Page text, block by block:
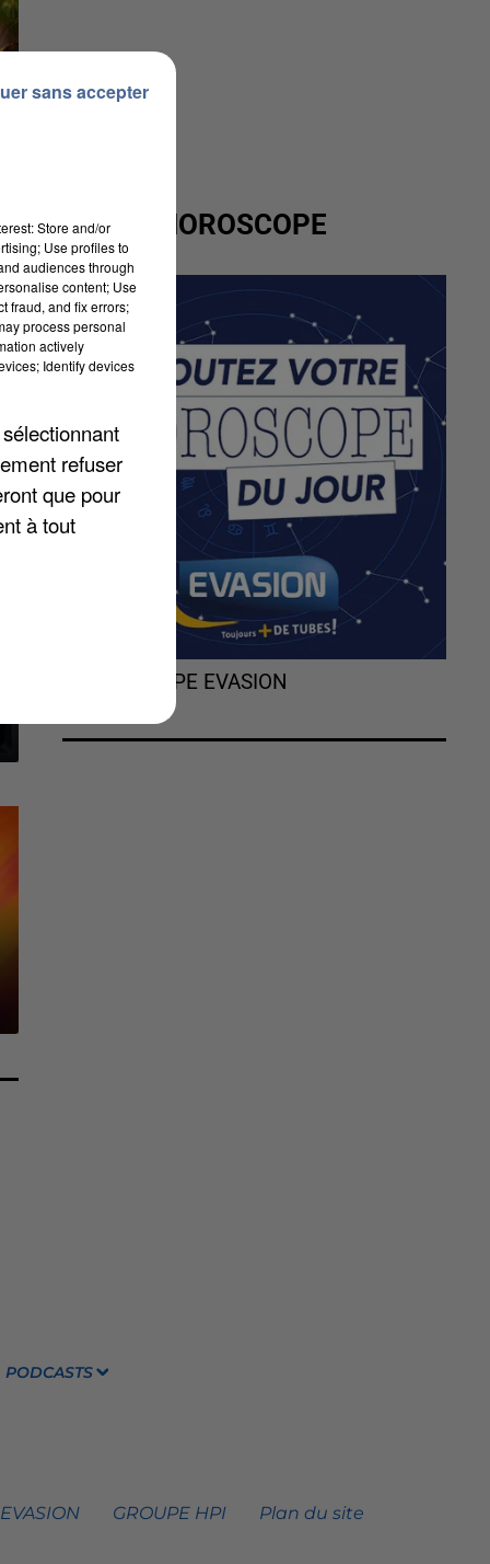
VOTRE HOROSCOPE
L'HOROSCOPE EVASION
PODCASTS
GROUPE HPI Plan du site
Store and/or
Use profiles to
audiences through
content; Use
fraud, and fix errors;
process personal
actively
Identify devices
refuser
que pour
à tout
sans accepter